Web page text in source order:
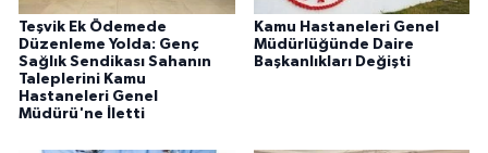
Teşvik Ek Ödemede
Düzenleme Yolda: Genç
Sağlık Sendikası Sahanın
Taleplerini Kamu
Hastaneleri Genel
Müdürü'ne İletti
Kamu Hastaneleri Genel
Müdürlüğünde Daire
Başkanlıkları Değişti